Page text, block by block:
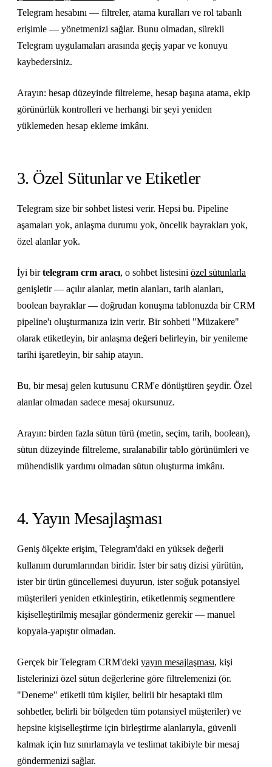
Telegram hesabını — filtreler, atama kuralları ve rol tabanlı
erişimle — yönetmenizi sağlar. Bunu olmadan, sürekli
Telegram uygulamaları arasında geçiş yapar ve konuyu
kaybedersiniz.
Arayın: hesap düzeyinde filtreleme, hesap başına atama, ekip
görünürlük kontrolleri ve herhangi bir şeyi yeniden
yüklemeden hesap ekleme imkânı.
3. Özel Sütunlar ve Etiketler
Telegram size bir sohbet listesi verir. Hepsi bu. Pipeline
aşamaları yok, anlaşma durumu yok, öncelik bayrakları yok,
özel alanlar yok.
İyi birtelegram crm aracı, o sohbet listesini özel sütunlarla
genişletir — açılır alanlar, metin alanları, tarih alanları,
boolean bayraklar — doğrudan konuşma tablonuzda bir CRM
pipeline'ı oluşturmanıza izin verir. Bir sohbeti "Müzakere"
olarak etiketleyin, bir anlaşma değeri belirleyin, bir yenileme
tarihi işaretleyin, bir sahip atayın.
Bu, bir mesaj gelen kutusunu CRM'e dönüştüren şeydir. Özel
alanlar olmadan sadece mesaj okursunuz.
Arayın: birden fazla sütun türü (metin, seçim, tarih, boolean),
sütun düzeyinde filtreleme, sıralanabilir tablo görünümleri ve
mühendislik yardımı olmadan sütun oluşturma imkânı.
4. Yayın Mesajlaşması
Geniş ölçekte erişim, Telegram'daki en yüksek değerli
kullanım durumlarından biridir. İster bir satış dizisi yürütün,
ister bir ürün güncellemesi duyurun, ister soğuk potansiyel
müşterileri yeniden etkinleştirin, etiketlenmiş segmentlere
kişiselleştirilmiş mesajlar göndermeniz gerekir — manuel
kopyala-yapıştır olmadan.
Gerçek bir Telegram CRM'deki yayın mesajlaşması, kişi
listelerinizi özel sütun değerlerine göre filtrelemenizi (ör.
"Deneme" etiketli tüm kişiler, belirli bir hesaptaki tüm
sohbetler, belirli bir bölgeden tüm potansiyel müşteriler) ve
hepsine kişiselleştirme için birleştirme alanlarıyla, güvenli
kalmak için hız sınırlamayla ve teslimat takibiyle bir mesaj
göndermenizi sağlar.